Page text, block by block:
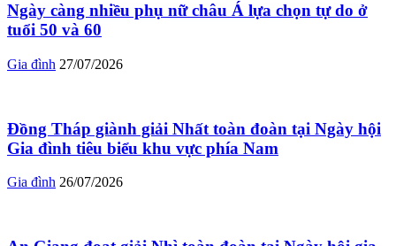
Ngày càng nhiều phụ nữ châu Á lựa chọn tự do ở
tuổi 50 và 60
Gia đình 27/07/2026
Đồng Tháp giành giải Nhất toàn đoàn tại Ngày hội
Gia đình tiêu biểu khu vực phía Nam
Gia đình 26/07/2026